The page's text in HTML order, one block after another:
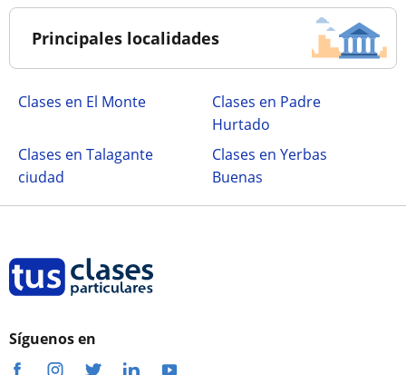
Principales localidades
Clases en El Monte
Clases en Padre
Hurtado
Clases en Talagante
ciudad
Clases en Yerbas
Buenas
Síguenos en